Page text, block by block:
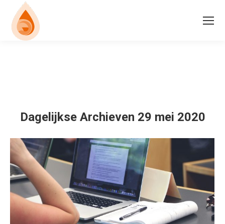
Dagelijkse Archieven 29 mei 2020